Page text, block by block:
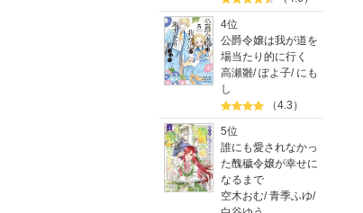
4位
公爵令嬢は我が道を
場当たり的に行く
高瀬雛/ぽよ子/ にも
し
（4.3）
5位
誰にも愛されなかっ
た醜穢令嬢が幸せに
なるまで
空木おむ/青季ふゆ/